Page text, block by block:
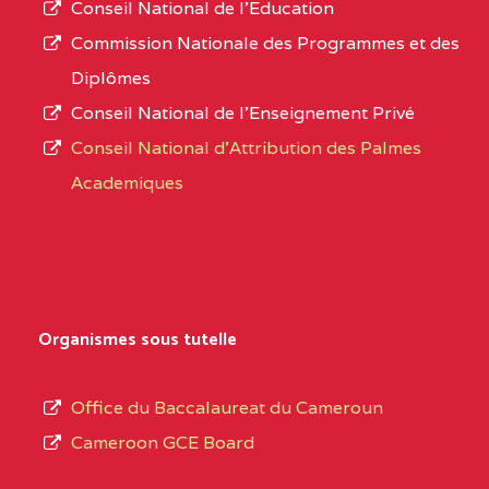
0CN1TEFD101094115
EXTREME-
NORD
0EI1TEFD100495110
NORD
KOUSSERI
L’offre
d’éducation
de
Conseil National de l’Education
Commission Nationale des Programmes et des
Diplômes
Conseil National de l’Enseignement Privé
Conseil National d'Attribution des Palmes
Academiques
Organismes sous tutelle
Office du Baccalaureat du Cameroun
Cameroon GCE Board